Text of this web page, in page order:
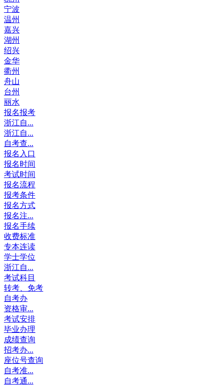
宁波
温州
嘉兴
湖州
绍兴
金华
衢州
舟山
台州
丽水
报名报考
浙江自...
浙江自...
自考查...
报名入口
报名时间
考试时间
报名流程
报考条件
报名方式
报名注...
报名手续
收费标准
专本连读
学士学位
浙江自...
考试科目
转考、免考
自考办
资格审...
考试安排
毕业办理
成绩查询
招考办...
座位号查询
自考准...
自考通...